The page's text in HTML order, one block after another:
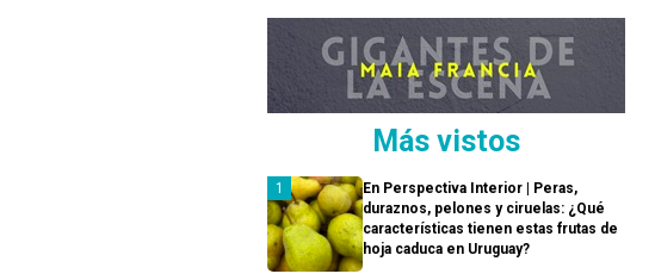
Más vistos
En Perspectiva Interior | Peras,
duraznos, pelones y ciruelas: ¿Qué
características tienen estas frutas de
hoja caduca en Uruguay?